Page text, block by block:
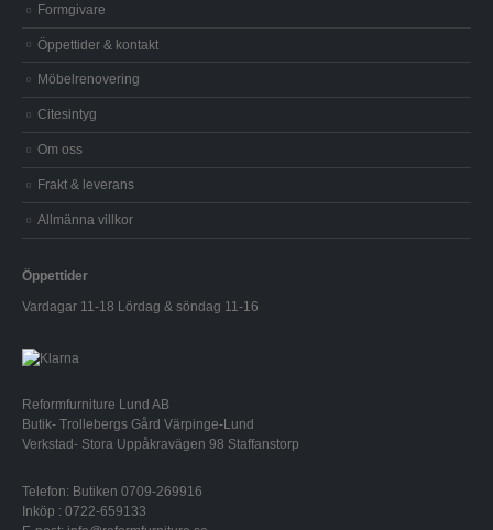
Formgivare
Öppettider & kontakt
Möbelrenovering
Citesintyg
Om oss
Frakt & leverans
Allmänna villkor
Öppettider
Vardagar 11-18 Lördag & söndag 11-16
Reformfurniture Lund AB
Butik- Trollebergs Gård Värpinge-Lund
Verkstad- Stora Uppåkravägen 98 Staffanstorp
Telefon: Butiken 0709-269916
Inköp : 0722-659133